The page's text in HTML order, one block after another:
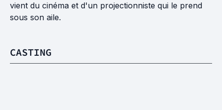
vient du cinéma et d'un projectionniste qui le prend
sous son aile.
CASTING